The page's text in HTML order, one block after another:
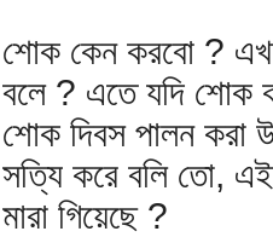
শোক কেন করবো ? এখন
বলে ? এতে যদি শোক
শোক দিবস পালন করা
সত্যি করে বলি তো, এই
মারা গিয়েছে ?